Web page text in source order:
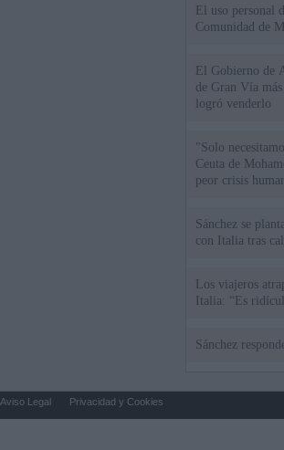
El uso personal
Comunidad de
El Gobierno de
de Gran Vía
logró venderlo
"Solo
Ceuta de
peor crisis
Sánchez se
con Italia tras
Los viajeros
Italia: “Es
Sánchez
Aviso Legal Privacidad y Cookies